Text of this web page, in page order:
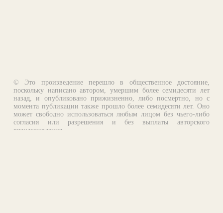
© Это произведение перешло в общественное достояние,
поскольку написано автором, умершим более семидесяти лет
назад, и опубликовано прижизненно, либо посмертно, но с
момента публикации также прошло более семидесяти лет. Оно
может свободно использоваться любым лицом без чьего-либо
согласия или разрешения и без выплаты авторского
вознаграждения.